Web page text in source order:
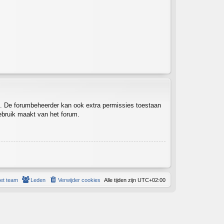
forumbeheerder kan ook extra permissies toestaan
maakt van het forum.
Alle tijden zijn UTC+02:00
Verwijder cookies
Leden
team